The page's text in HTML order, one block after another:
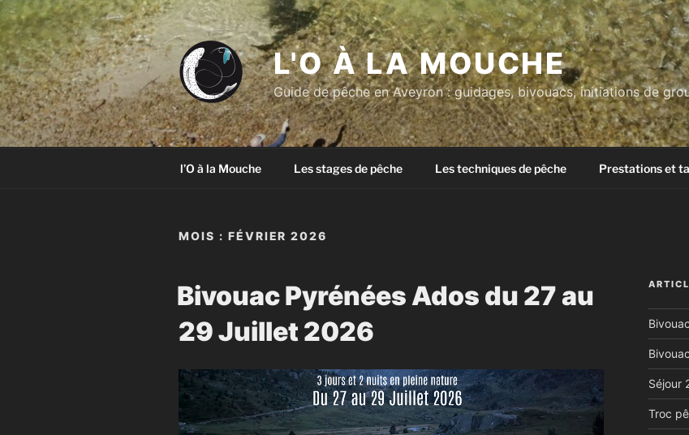
Aller
au
contenu
principal
L'O À LA MOUCHE
Guide de pêche en Aveyron : guidages, bivouacs, initiations de
l’O à la Mouche Les stages de pêche Les techniques de pêche Prestations et
MOIS : FÉVRIER 2026
Bivouac Pyrénées Ados du 27 au
29 Juillet 2026
Séjour
Troc